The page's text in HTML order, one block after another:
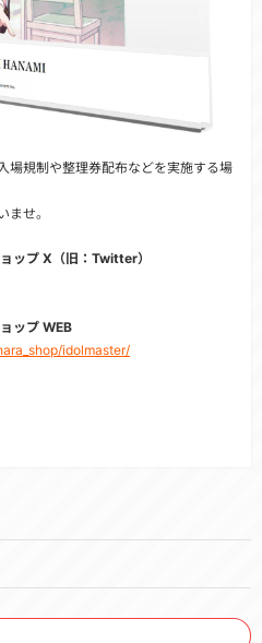
場規制や整理券配布などを実施する場
せ。
ップ X（旧：Twitter）
ップ WEB
idolmaster/